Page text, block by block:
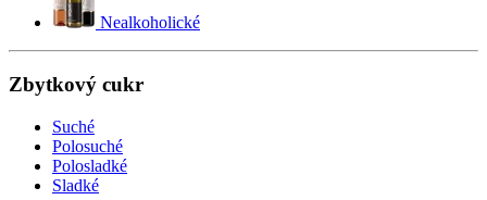
Nealkoholické
Zbytkový cukr
Suché
Polosuché
Polosladké
Sladké